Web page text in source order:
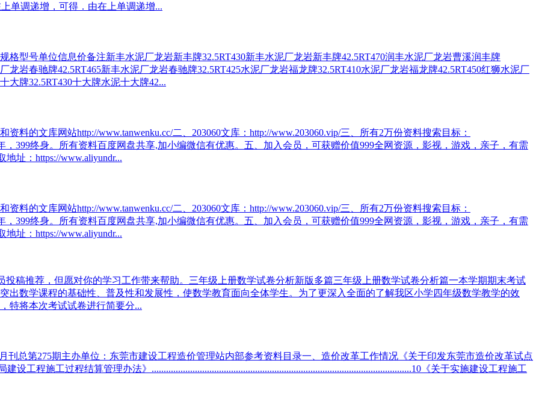
单调递增，可得．由在上单调递增...
格型号单位信息价备注新丰水泥厂龙岩新丰牌32.5RT430新丰水泥厂龙岩新丰牌42.5RT470润丰水泥厂龙岩曹溪润丰牌
龙岩春驰牌42.5RT465新丰水泥厂龙岩春驰牌32.5RT425水泥厂龙岩福龙牌32.5RT410水泥厂龙岩福龙牌42.5RT450红狮水泥厂
大牌32.5RT430十大牌水泥十大牌42...
料的文库网站http://www.tanwenku.cc/二、203060文库：http://www.203060.vip/三、所有2万份资料搜索目标：
，399终身。所有资料百度网盘共享,加小编微信有优惠。五、加入会员，可获赠价值999全网资源，影视，游戏，亲子，有需
址：https://www.aliyundr...
料的文库网站http://www.tanwenku.cc/二、203060文库：http://www.203060.vip/三、所有2万份资料搜索目标：
，399终身。所有资料百度网盘共享,加小编微信有优惠。五、加入会员，可获赠价值999全网资源，影视，游戏，亲子，有需
址：https://www.aliyundr...
稿推荐，但愿对你的学习工作带来帮助。三年级上册数学试卷分析新版多篇三年级上册数学试卷分析篇一本学期期末考试
出数学课程的基础性、普及性和发展性，使数学教育面向全体学生。为了更深入全面的了解我区小学四年级数学教学的效
特将本次考试试卷进行简要分...
月刊总第275期主办单位：东莞市建设工程造价管理站内部参考资料目录一、造价改革工作情况《关于印发东莞市造价改革试点
设工程施工过程结算管理办法》............................................................................................................10《关于实施建设工程施工